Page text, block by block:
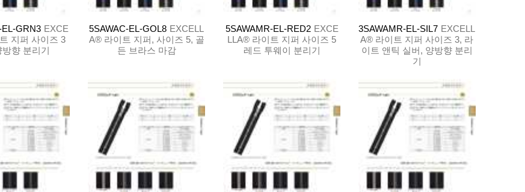
GRN3 EXCE
지퍼 사이즈 3
방향 분리기
5SAWAC-EL-GOL8 EXCELL
A® 라이트 지퍼, 사이즈 5, 골
든 브라스 마감
5SAWAMR-EL-RED2 EXCE
LLA® 라이트 지퍼 사이즈 5
레드 투웨이 분리기
3SAWAMR-EL-SIL7 EXCELL
A® 라이트 지퍼 사이즈 3, 라
이트 앤틱 실버, 양방향 분리
기